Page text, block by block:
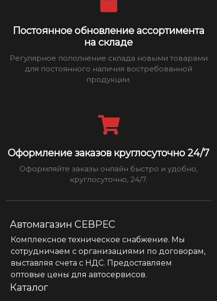
Постоянное обновление ассортимента
на складе
Регулярное пополнение склада новыми товарами
для постоянного наличия востребованной
продукции.
Оформление заказов круглосуточно 24/7
Оформляйте заказы онлайн быстро и удобно,
круглосуточно, 24/7.
Автомагазин СЕВРЕС
Комплексное техническое снабжение. Мы
сотрудничаем с организациями по договорам,
выставляя счета с НДС. Предоставляем
оптовые цены для автосервисов.
Каталог